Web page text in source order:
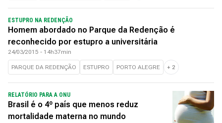
ESTUPRO NA REDENÇÃO
Homem abordado no Parque da Redenção é
reconhecido por estupro a universitária
24/03/2015 - 14h37min
PARQUE DA REDENÇÃO ESTUPRO PORTO ALEGRE + 2
RELATÓRIO PARA A ONU
Brasil é o 4º país que menos reduz
mortalidade materna no mundo